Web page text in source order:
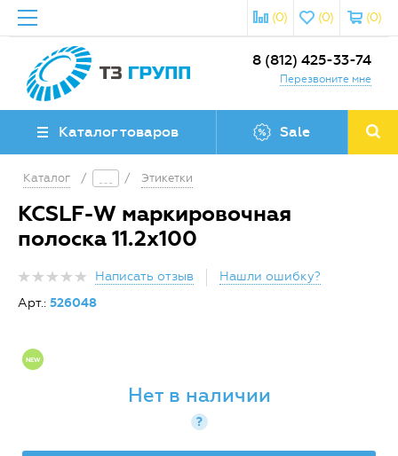
(0)
(0)
(0)
8 (812) 425-33-74
Перезвоните мне
Каталог товаров Sale
Каталог / / Этикетки
KCSLF-W маркировочная
полоска 11.2х100
Написать отзыв
Нашли ошибку?
Арт.: 526048
Нет в наличии
?